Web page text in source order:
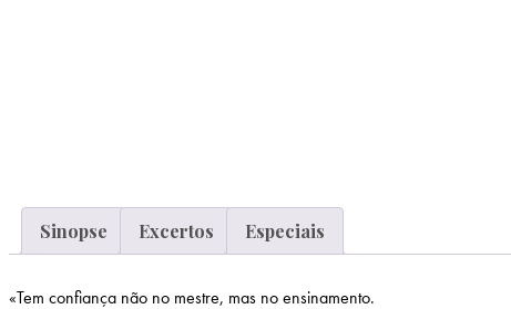
Sinopse Excertos Especiais
«Tem confiança não no mestre, mas no ensinamento.